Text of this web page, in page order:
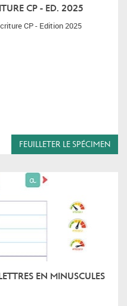
CP - ED. 2025
CP - Edition 2025
FEUILLETER LE SPÉCIMEN
EN MINUSCULES